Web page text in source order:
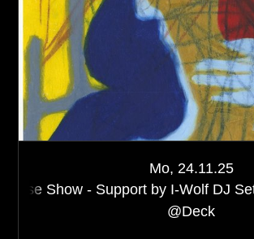
Mo, 24.11.25
by I-Wolf DJ Set
A_Phan &
@Deck